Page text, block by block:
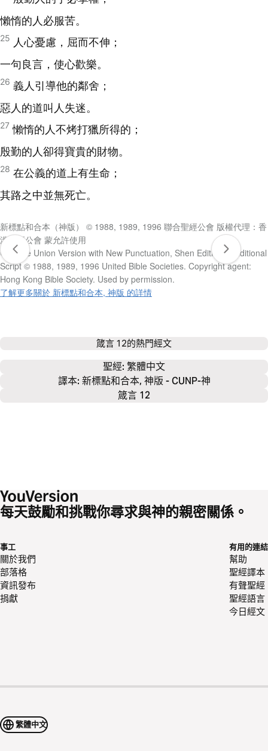
懶惰的人必服苦。
25 人心憂慮，屈而不伸；
一句良言，使心歡樂。
26 義人引導他的鄰舍；
惡人的道叫人失迷。
27 懶惰的人不烤打獵所得的；
殷勤的人卻得寶貴的財物。
28 在公義的道上有生命；
其路之中並無死亡。
新標點和合本（神版） © 1988, 1989, 1996 聯合聖經公會 版權代理：香
港聖經公會 蒙允許使用
Chinese Union Version with New Punctuation, Shen Edition, Traditional
Script © 1988, 1989, 1996 United Bible Societies. Copyright agent:
Hong Kong Bible Society. Used by permission.
了解更多關於 新標點和合本, 神版 的詳情
箴言 12的熱門經文
聖經: 繁體中文
譯本: 新標點和合本, 神版 - CUNP-神
箴言 12
每天鼓勵和挑戰你尋求與神的親密關係。
事工
關於我們
部落格
資訊發布
捐獻
有用的連結
幫助
聖經譯本
有聲聖經
聖經語言
今日經文
繁體中文